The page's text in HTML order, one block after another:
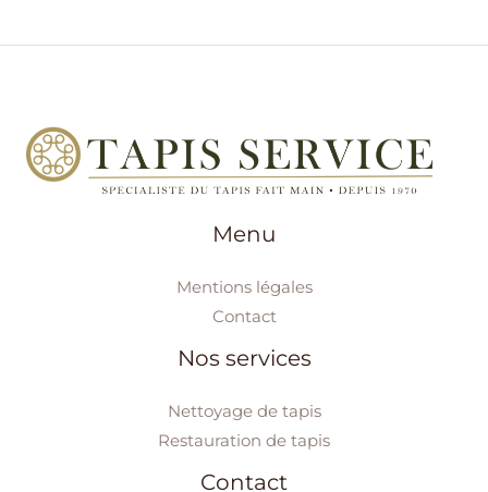
Menu
Mentions légales
Contact
Nos services
Nettoyage de tapis
Restauration de tapis
Contact